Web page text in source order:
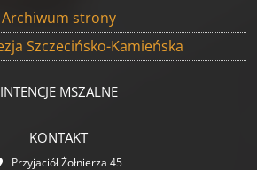
Archiwum strony
Szczecińsko-Kamieńska
INTENCJE MSZALNE
KONTAKT
Przyjaciół Żołnierza 45